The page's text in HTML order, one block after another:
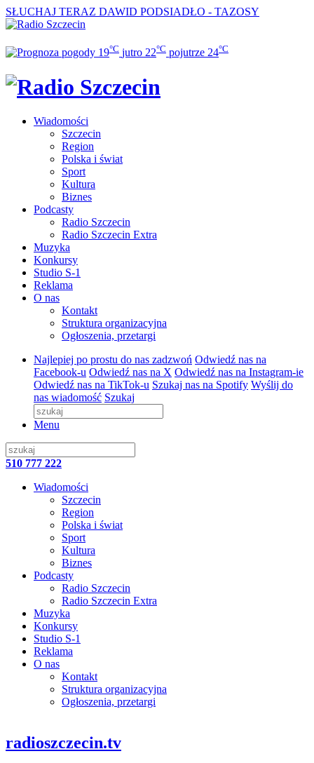
SŁUCHAJ TERAZ DAWID PODSIADŁO - TAZOSY
19°C jutro 22°C pojutrze 24°C
Wiadomości
Szczecin
Region
Polska i świat
Sport
Kultura
Biznes
Podcasty
Radio Szczecin
Radio Szczecin Extra
Muzyka
Konkursy
Studio S-1
Reklama
O nas
Kontakt
Struktura organizacyjna
Ogłoszenia, przetargi
Najlepiej po prostu do nas zadzwoń Odwiedź nas na
Facebook-u Odwiedź nas na X Odwiedź nas na Instagram-ie
Odwiedź nas na TikTok-u Szukaj nas na Spotify Wyślij do
nas wiadomość Szukaj
Menu
510 777 222
Wiadomości
Szczecin
Region
Polska i świat
Sport
Kultura
Biznes
Podcasty
Radio Szczecin
Radio Szczecin Extra
Muzyka
Konkursy
Studio S-1
Reklama
O nas
Kontakt
Struktura organizacyjna
Ogłoszenia, przetargi
radioszczecin.tv